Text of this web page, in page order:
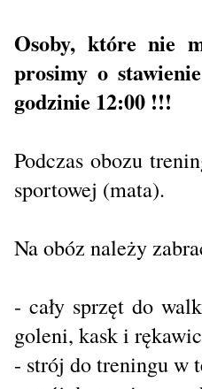
Osoby, które nie
prosimy o
godzinie 12:00 !!!
Podczas obozu
sportowej (mata).
Na obóz należy
- cały sprzęt do
goleni, kask i
- strój do treningu w